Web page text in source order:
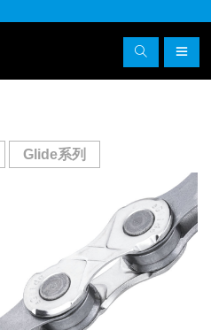
Glide系列